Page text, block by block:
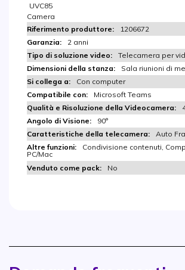
UVC85
Camera
1206672
2 anni
Telecamera per
Sala riunioni di
Con computer
Microsoft Teams
90°
Auto
Condivisione contenuti,
PC/Mac
No